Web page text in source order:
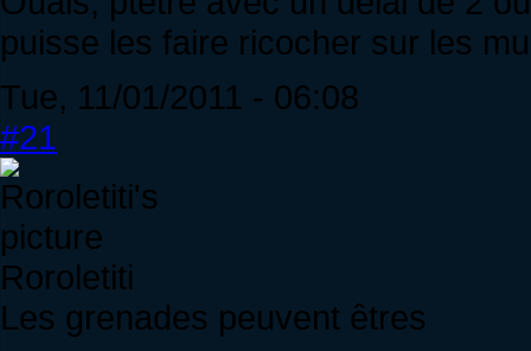
puisse les faire ricocher sur les
Tue, 11/01/2011 - 06:08
#21
Roroletiti
Les grenades peuvent êtres